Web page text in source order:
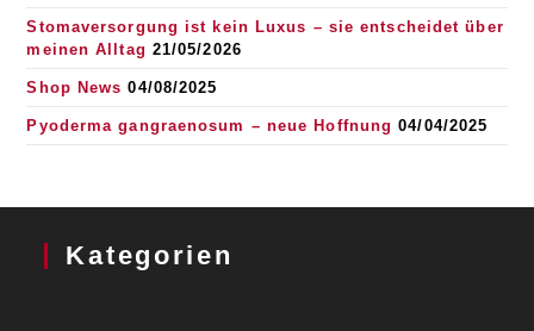
Stomaversorgung ist kein Luxus – sie entscheidet über
meinen Alltag 21/05/2026
Shop News 04/08/2025
Pyoderma gangraenosum – neue Hoffnung 04/04/2025
Kategorien